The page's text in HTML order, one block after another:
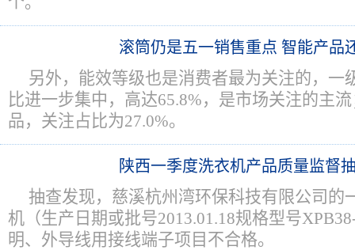
滚筒仍是五一销售重点 智能产品
另外，能效等级也是消费者最为关注的，一
比进一步集中，高达65.8%，是市场关注的主
品，关注占比为27.0%。
陕西一季度洗衣机产品质量监督
抽查发现，慈溪杭州湾环保科技有限公司的
机（生产日期或批号2013.01.18规格型号
明、外导线用接线端子项目不合格。